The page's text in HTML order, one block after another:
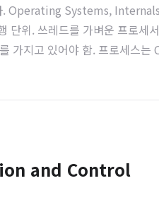
. Operating Systems,
위. 쓰레드를 가벼운 프로세
가지고 있어야 함. 프로세
and Control